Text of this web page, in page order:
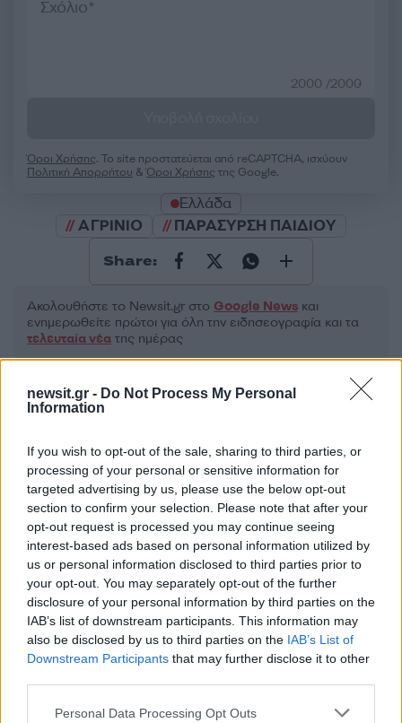
newsit.gr - Do Not Process My Personal
Information
If you wish to opt-out of the sale, sharing to third parties, or
processing of your personal or sensitive information for
targeted advertising by us, please use the below opt-out
section to confirm your selection. Please note that after your
opt-out request is processed you may continue seeing
interest-based ads based on personal information utilized by
us or personal information disclosed to third parties prior to
your opt-out. You may separately opt-out of the further
disclosure of your personal information by third parties on the
IAB’s list of downstream participants. This information may
also be disclosed by us to third parties on the IAB’s List of
Downstream Participants that may further disclose it to other
Please note that this website/app uses one or more Google
Personal Data Processing Opt Outs
2000 /2000
Όροι Χρήσης. Το site προστατεύεται από reCAPTCHA, ισχύουν
Πολιτική Απορρήτου &Όροι Χρήσης της Google.
Ελλάδα
ΑΓΡΙΝΙΟ
ΠΑΡΑΣΥΡΣΗ ΠΑΙΔΙΟΥ
Share:
Ακολουθήστε το Νewsit.gr στο Google News και
ενημερωθείτε πρώτοι για όλη την ειδησεογραφία και τα
τελευταία νέα της ημέρας
Πιο δημοφιλή
1 Ανησυχία από το ξέσπασμα του ιού του
Δυτικού Νείλου με κρούσματα στην Αττική
- «Καμπανάκι» από τον Ιατρικό Σύλλογο
Αθηνών για την προστασία της δημόσιας
υγείας
2Φωτιά σε κατάστημα στον Άλιμο –
Εκκενώθηκε πολυκατοικία
3Νέος «Αντεροβγάλτης» στο Λονδίνο βίαζε
και δολοφονούσε ιερόδουλες – Είχε
συλληφθεί και αφέθηκε ελεύθερος
4Με 40άρια κορυφώνεται το κύμα ζέστης -
Ποιες περιοχές βρίσκονται στο επίκεντρο